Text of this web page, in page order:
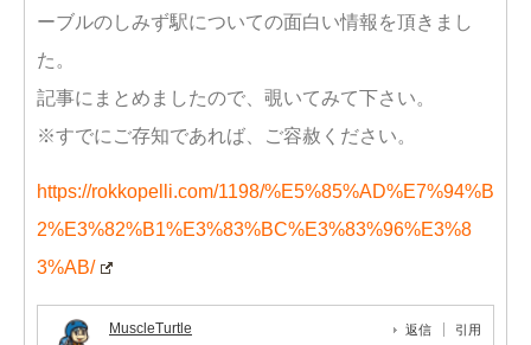
ーブルのしみず駅についての面白い情報を頂きまし
た。
記事にまとめましたので、覗いてみて下さい。
※すでにご存知であれば、ご容赦ください。
https://rokkopelli.com/1198/%E5%85%AD%E7%94%B
2%E3%82%B1%E3%83%BC%E3%83%96%E3%8
3%AB/
MuscleTurtle 返信 引用